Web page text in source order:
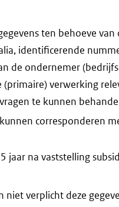
ten behoeve
identificerende
de ondernemer
verwerking
te kunnen
corresponderen
jaar na vaststelling
niet verplicht deze